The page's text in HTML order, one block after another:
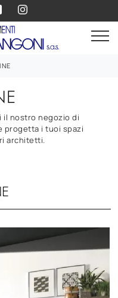
il nostro negozio di
progetta i tuoi spazi
architetti.